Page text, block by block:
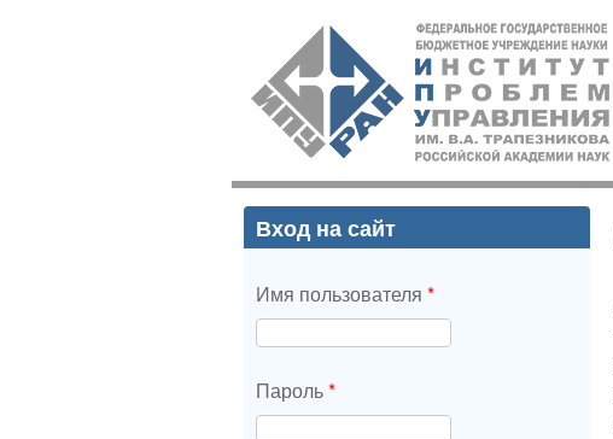
ИПУ
РАН
Вход на сайт
Имя пользователя *
Пароль*